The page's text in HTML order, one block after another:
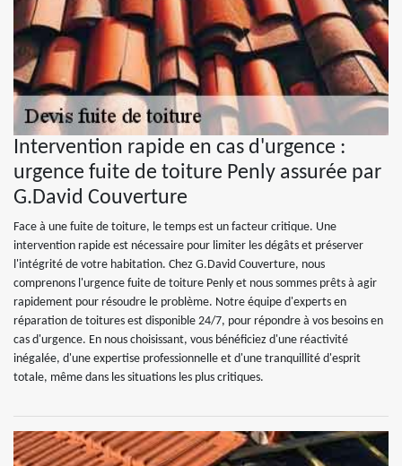
Intervention rapide en cas d'urgence :
urgence fuite de toiture Penly assurée par
G.David Couverture
Face à une fuite de toiture, le temps est un facteur critique. Une
intervention rapide est nécessaire pour limiter les dégâts et préserver
l'intégrité de votre habitation. Chez G.David Couverture, nous
comprenons l'urgence fuite de toiture Penly et nous sommes prêts à agir
rapidement pour résoudre le problème. Notre équipe d'experts en
réparation de toitures est disponible 24/7, pour répondre à vos besoins en
cas d'urgence. En nous choisissant, vous bénéficiez d'une réactivité
inégalée, d'une expertise professionnelle et d'une tranquillité d'esprit
totale, même dans les situations les plus critiques.